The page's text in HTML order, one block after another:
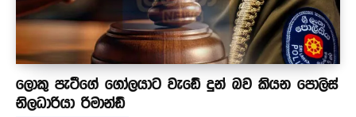
ලොකු පැටීගේ ගෝලයාට වැඩේ දුන් බව කියන පොලිස්
නිලධාරියා රිමාන්ඩ්